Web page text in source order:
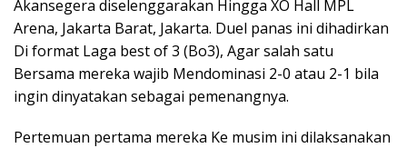
Akansegera diselenggarakan Hingga XO Hall MPL
Arena, Jakarta Barat, Jakarta. Duel panas ini dihadirkan
Di format Laga best of 3 (Bo3), Agar salah satu
Bersama mereka wajib Mendominasi 2-0 atau 2-1 bila
ingin dinyatakan sebagai pemenangnya.
Pertemuan pertama mereka Ke musim ini dilaksanakan